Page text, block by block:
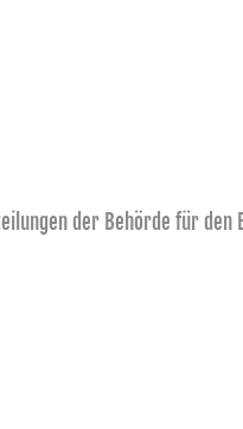
der Behörde für den